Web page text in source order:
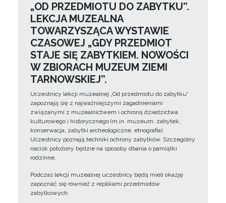
„OD PRZEDMIOTU DO ZABYTKU”.
LEKCJA MUZEALNA
TOWARZYSZĄCA WYSTAWIE
CZASOWEJ „GDY PRZEDMIOT
STAJE SIĘ ZABYTKIEM. NOWOŚCI
W ZBIORACH MUZEUM ZIEMI
TARNOWSKIEJ”.
Uczestnicy lekcji muzealnej „Od przedmiotu do zabytku”
zapoznają się z najważniejszymi zagadnieniami
związanymi z muzealnictwem i ochroną dziedzictwa
kulturowego i historycznego (m.in. muzeum, zabytek,
konserwacja, zabytki archeologiczne, etnografia).
Uczestnicy poznają techniki ochrony zabytków. Szczególny
nacisk położony będzie na sposoby dbania o pamiątki
rodzinne.
Podczas lekcji muzealnej uczestnicy będą mieli okazję
zapoznać się również z replikami przedmiotów
zabytkowych.